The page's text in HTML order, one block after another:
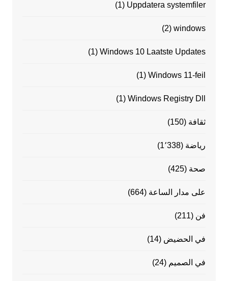
Uppdatera systemfiler
(1)
windows
(2)
Windows 10 Laatste Updates
(1)
Windows 11-feil
(1)
Windows Registry Dll
(1)
ثقافة (150)
رياضة (1٬338)
صحة (425)
على مدار الساعة (664)
فن (211)
في الحضيض (14)
في الصميم (24)